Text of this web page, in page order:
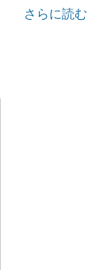
さらに読む